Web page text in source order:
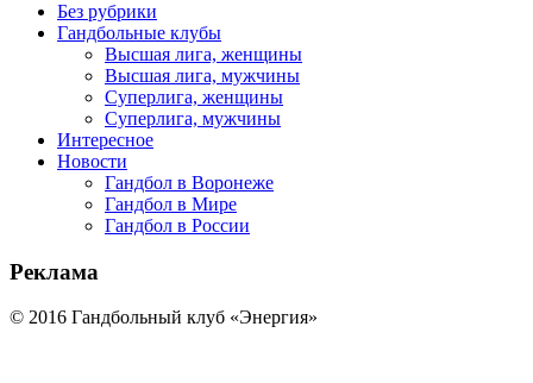
Без рубрики
Гандбольные клубы
Высшая лига, женщины
Высшая лига, мужчины
Суперлига, женщины
Суперлига, мужчины
Интересное
Новости
Гандбол в Воронеже
Гандбол в Мире
Гандбол в России
Реклама
© 2016 Гандбольный клуб «Энергия»